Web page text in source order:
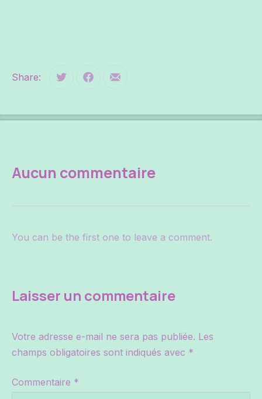
Share: Tweet Share on Facebook
Share by Email
Aucun commentaire
You can be the first one to leave a comment.
Laisser un commentaire
Votre adresse e-mail ne sera pas publiée. Les
champs obligatoires sont indiqués avec *
Commentaire *